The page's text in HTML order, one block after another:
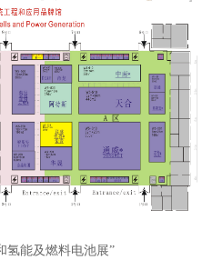
氢能及燃料电池展”